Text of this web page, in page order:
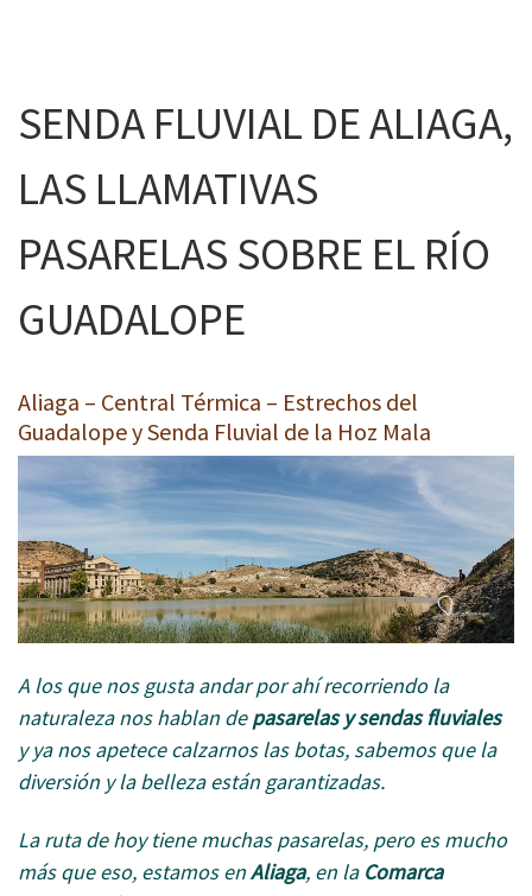
SENDA FLUVIAL DE ALIAGA,
LAS LLAMATIVAS
PASARELAS SOBRE EL RÍO
GUADALOPE
Aliaga – Central Térmica – Estrechos del
Guadalope y Senda Fluvial de la Hoz Mala
A los que nos gusta andar por ahí recorriendo la
naturaleza nos hablan depasarelas y sendas fluviales
y ya nos apetece calzarnos las botas, sabemos que la
diversión y la belleza están garantizadas.
La ruta de hoy tiene muchas pasarelas, pero es mucho
más que eso, estamos enAliaga, en la Comarca